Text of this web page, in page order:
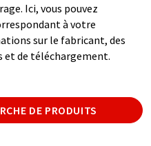
Ici, vous pouvez
à votre
sur le fabricant, des
et de téléchargement.
DE PRODUITS